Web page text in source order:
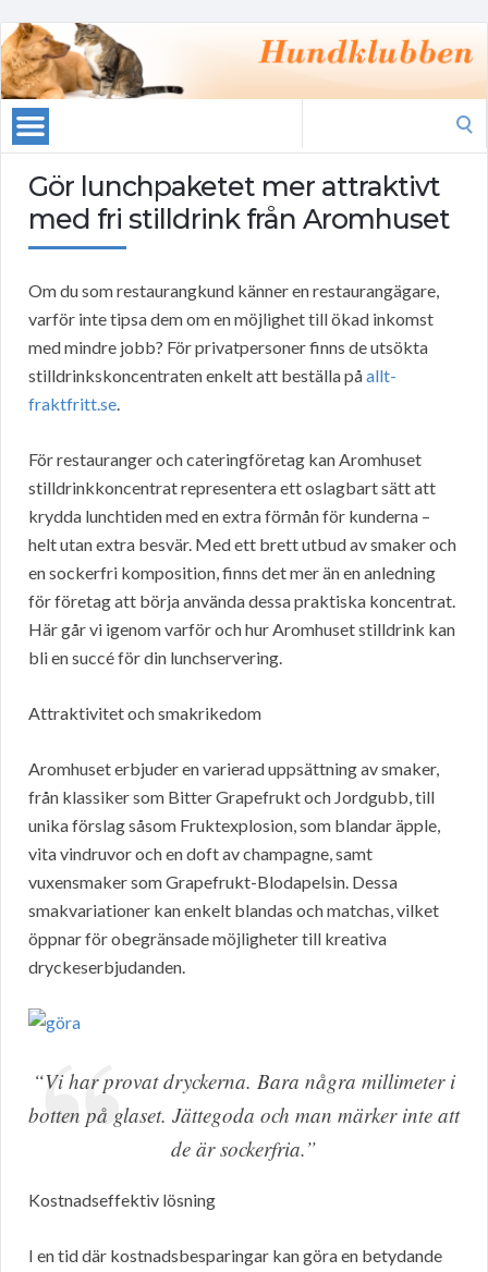
Gör lunchpaketet mer attraktivt
med fri stilldrink från Aromhuset
Om du som restaurangkund känner en restaurangägare,
varför inte tipsa dem om en möjlighet till ökad inkomst
med mindre jobb? För privatpersoner finns de utsökta
stilldrinkskoncentraten enkelt att beställa påallt-
fraktfritt.se.
För restauranger och cateringföretag kan Aromhuset
stilldrinkkoncentrat representera ett oslagbart sätt att
krydda lunchtiden med en extra förmån för kunderna –
helt utan extra besvär. Med ett brett utbud av smaker och
en sockerfri komposition, finns det mer än en anledning
för företag att börja använda dessa praktiska koncentrat.
Här går vi igenom varför och hur Aromhuset stilldrink kan
bli en succé för din lunchservering.
Attraktivitet och smakrikedom
Aromhuset erbjuder en varierad uppsättning av smaker,
från klassiker som Bitter Grapefrukt och Jordgubb, till
unika förslag såsom Fruktexplosion, som blandar äpple,
vita vindruvor och en doft av champagne, samt
vuxensmaker som Grapefrukt-Blodapelsin. Dessa
smakvariationer kan enkelt blandas och matchas, vilket
öppnar för obegränsade möjligheter till kreativa
dryckeserbjudanden.
“Vi har provat dryckerna. Bara några millimeter i
botten på glaset. Jättegoda och man märker inte att
de är sockerfria.”
Kostnadseffektiv lösning
I en tid där kostnadsbesparingar kan göra en betydande